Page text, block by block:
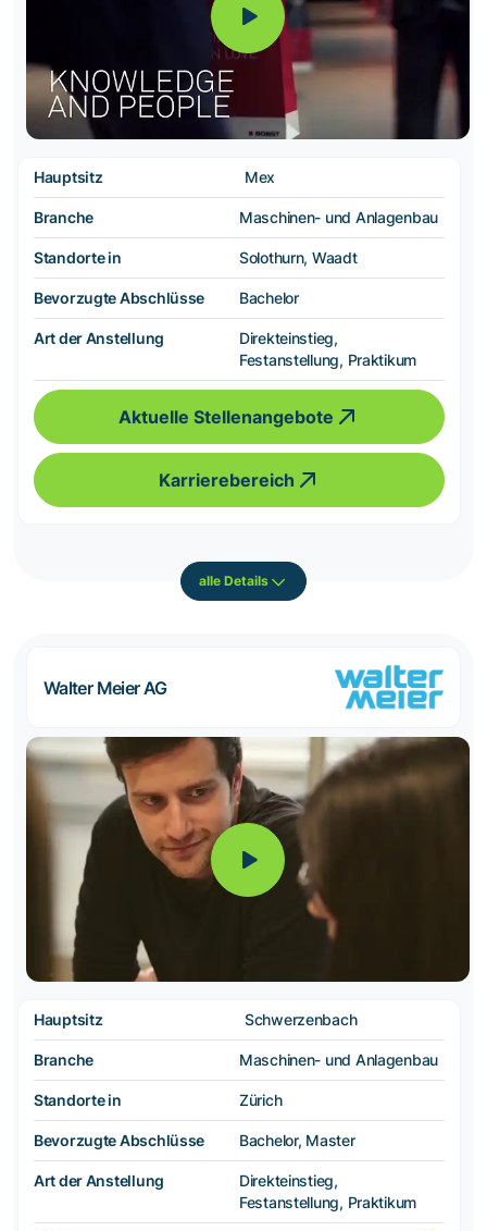
Hauptsitz Mex
Branche Maschinen- und Anlagenbau
Standorte in Solothurn, Waadt
Bevorzugte Abschlüsse Bachelor
Art der Anstellung
Direkteinstieg,
Festanstellung, Praktikum
Aktuelle Stellenangebote
Karrierebereich
alle Details
Walter Meier AG
Hauptsitz Schwerzenbach
Branche Maschinen- und Anlagenbau
Standorte in Zürich
Bevorzugte Abschlüsse Bachelor, Master
Art der Anstellung
Direkteinstieg,
Festanstellung, Praktikum